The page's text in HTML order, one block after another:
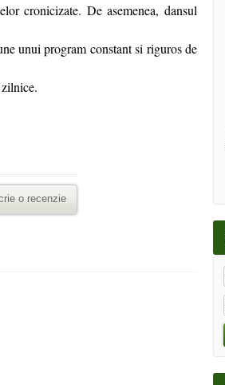
cronicizate. De asemenea, dansul
unui program constant si riguros de
o recenzie